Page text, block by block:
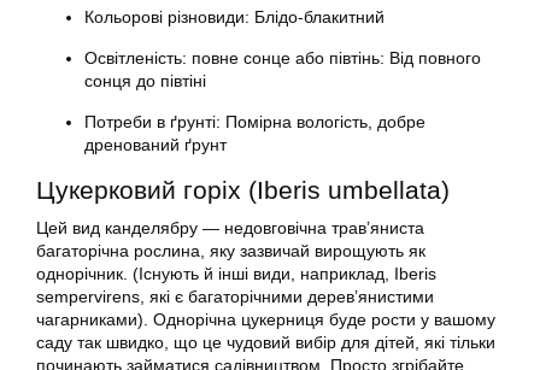
Кольорові різновиди: Блідо-блакитний
Освітленість: повне сонце або півтінь: Від повного
сонця до півтіні
Потреби в ґрунті: Помірна вологість, добре
дренований ґрунт
Цукерковий горіх (Iberis umbellata)
Цей вид канделябру — недовговічна трав’яниста
багаторічна рослина, яку зазвичай вирощують як
однорічник. (Існують й інші види, наприклад, Iberis
sempervirens, які є багаторічними дерев’янистими
чагарниками). Однорічна цукерниця буде рости у вашому
саду так швидко, що це чудовий вибір для дітей, які тільки
починають займатися садівництвом. Просто згрібайте